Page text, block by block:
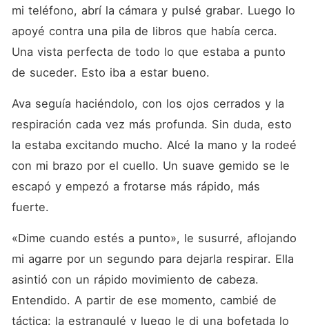
mi teléfono, abrí la cámara y pulsé grabar. Luego lo
apoyé contra una pila de libros que había cerca.
Una vista perfecta de todo lo que estaba a punto
de suceder. Esto iba a estar bueno.
Ava seguía haciéndolo, con los ojos cerrados y la
respiración cada vez más profunda. Sin duda, esto
la estaba excitando mucho. Alcé la mano y la rodeé
con mi brazo por el cuello. Un suave gemido se le
escapó y empezó a frotarse más rápido, más
fuerte.
«Dime cuando estés a punto», le susurré, aflojando
mi agarre por un segundo para dejarla respirar. Ella
asintió con un rápido movimiento de cabeza.
Entendido. A partir de ese momento, cambié de
táctica: la estrangulé y luego le di una bofetada lo